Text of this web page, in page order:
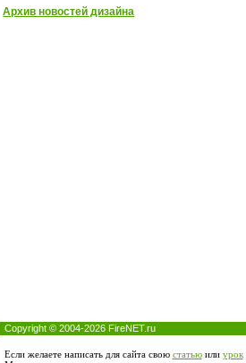
Архив новостей дизайна
Copyright © 2004-2026 FireNET.ru
Если желаете написать для сайта свою статьюили урок